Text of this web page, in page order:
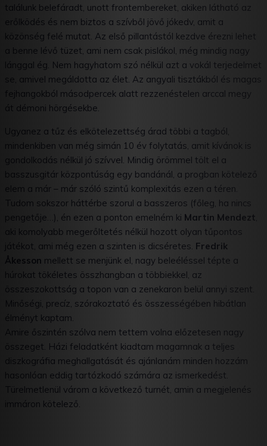
találunk belefáradt, unott frontembereket, akiken látható az
erőlködés és nem biztos a szívből jövő jókedv, amit a
közönség felé mutat. Az első pillantástól kezdve érezni lehet
a benne lévő tüzet, ami nem csak pislákol, még mindig nagy
lánggal ég. Nem hagyhatom szó nélkül azt a vokál terjedelmet
se, amivel megáldotta az élet. Az angyali tisztákból és magas
fejhangokból másodpercek alatt rezzenéstelen arccal megy
át démoni hörgésekbe.
Ugyanez a tűz és elkötelezettség árad többi a tagból,
mindenkiben van még simán 10 év folytatás, amit kívánok is
gondolkodás nélkül jó szívvel. Mindig örömmel tölt el a
basszusgitár központúság egy bandánál, a progban kötelező
elem a már – már szóló szintű komplexitás ezen a téren.
Tudom sokszor háttérbe szorul a basszeros (főleg, ha nincs
pengetője…), én ezen a ponton emelném ki Martin Mendezt,
aki komolyabb megerőltetés nélkül hozott olyan tűpontos
játékot, ami még ezen a szinten is dicséretes. Fredrik
Åkesson mellett se menjünk el, nagy beleéléssel tépte a
húrokat tökéletes összhangban a többiekkel, az
összeszokottság a topon van a zenekaron belül annyi szent.
Minőségi, precíz, szórakoztató és összességében hibátlan
élményt kaptam.
Amire őszintén szólva nem tettem volna előzetesen nagy
összeget. Házi feladatként kiadtam magamnak a teljes
diszkográfia meghallgatását és ajánlanám minden hozzám
hasonlóan eddig tartózkodó számára az ismerkedést.
Türelmetlenül várom a következő turnét, amin a megjelenés
immáron kötelező.